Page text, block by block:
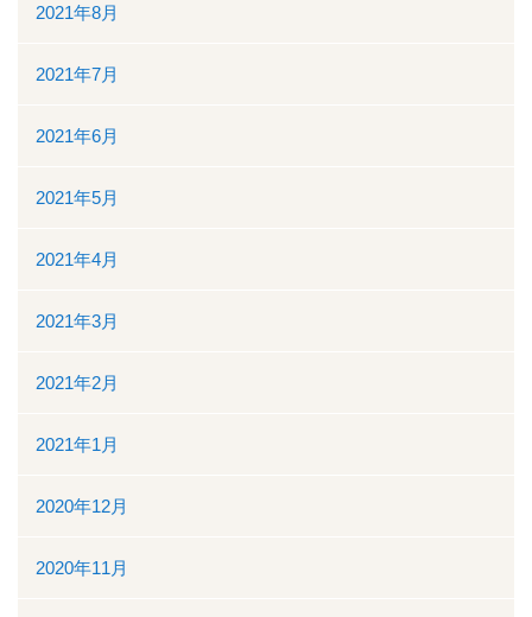
2021年8月
2021年7月
2021年6月
2021年5月
2021年4月
2021年3月
2021年2月
2021年1月
2020年12月
2020年11月